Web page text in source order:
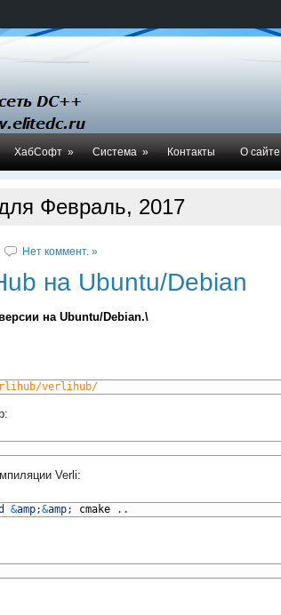
ХабСофт » Система » Контакты О сайте
Февраль, 2017
Нет коммент. »
на Ubuntu/Debian
на Ubuntu/Debian.\
verlihub/
Verli:
&amp;&amp; cmake . .